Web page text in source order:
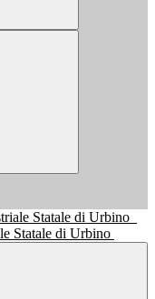
Statale di Urbino